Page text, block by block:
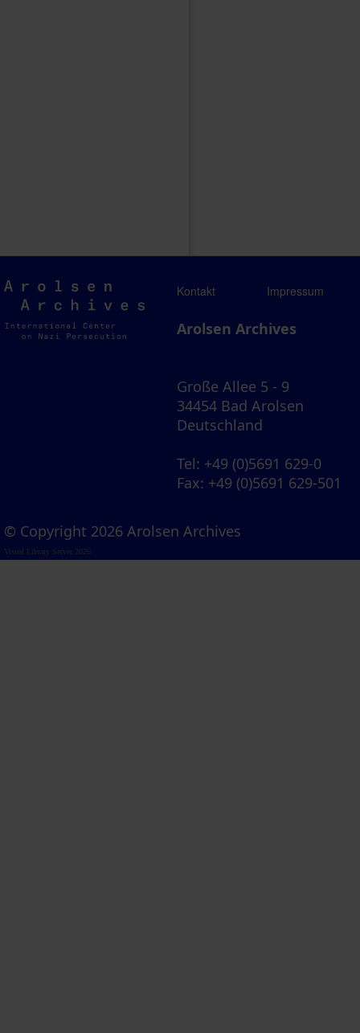
Arolsen
Archives
Kontakt Impressum
Arolsen Archives
Große Allee 5 - 9
34454 Bad Arolsen
Deutschland
Tel: +49 (0)5691 629-0
Fax: +49 (0)5691 629-501
© Copyright 2026 Arolsen Archives
Visual Library Server 2026